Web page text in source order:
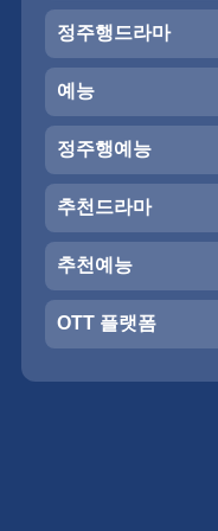
정주행드라마
예능
정주행예능
추천드라마
추천예능
OTT 플랫폼